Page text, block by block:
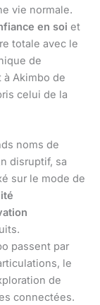
vie normale.
en soi et
totale avec le
de
Akimbo de
celui de la
noms de
disruptif, sa
sur le mode de
passent par
le
de
connectées.